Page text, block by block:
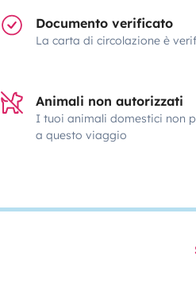
Documento verificato
La carta di circolazione è
Animali non autorizzati
I tuoi animali domestici non
a questo viaggio